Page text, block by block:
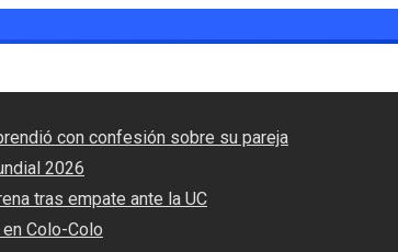
con confesión sobre su pareja
2026
tras empate ante la UC
Colo-Colo